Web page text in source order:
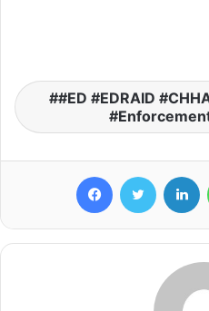
#ED #EDRAID
FacebookTwitter